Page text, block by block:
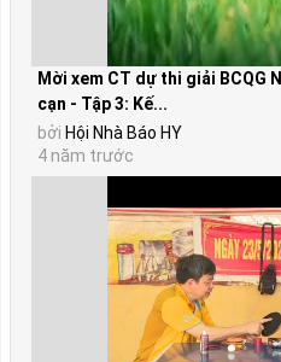
Mời xem CT dự thi giải BCQG
cạn - Tập 3: Kế...
bởi Hội Nhà Báo HY
4 năm trước